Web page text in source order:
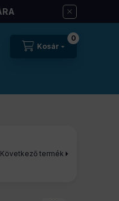
Kosár
0
Következő termék